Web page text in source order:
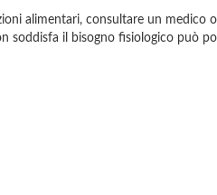
alimentari, consultare un medico
il bisogno fisiologico può